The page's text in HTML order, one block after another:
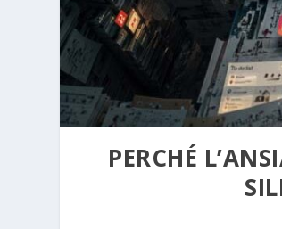
PERCHÉ